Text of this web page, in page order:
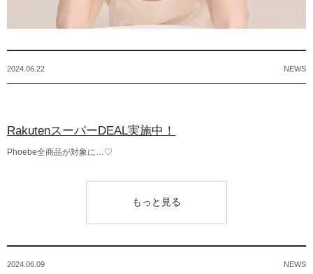
2024.06.22 NEWS
RakutenスーパーDEAL実施中！
Phoebe全商品が対象に…♡
もっと見る
2024.06.09 NEWS